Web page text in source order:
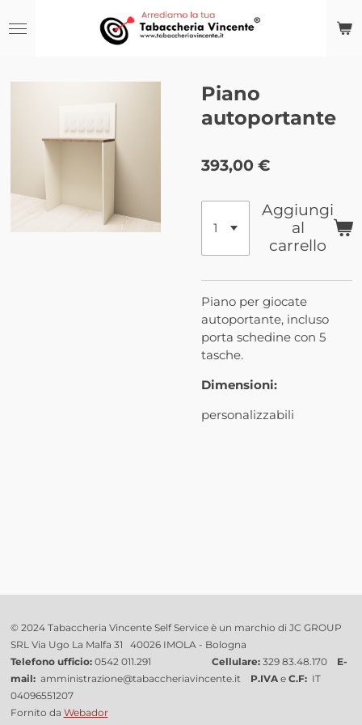
al
Piano
autoportante
393,00 €
Aggiungi
al
carrello
Piano per giocate
autoportante, incluso
porta schedine con 5
tasche.
Dimensioni:
personalizzabili
© 2024 Tabaccheria Vincente Self Service è un marchio di JC GROUP
SRL Via Ugo La Malfa 31 40026 IMOLA - Bologna
Telefono ufficio:0542 011.291 Cellulare:329 83.48.170 E-
mail: amministrazione@tabaccheriavincente.it P.IVAeC.F: IT
04096551207
Fornito da Webador